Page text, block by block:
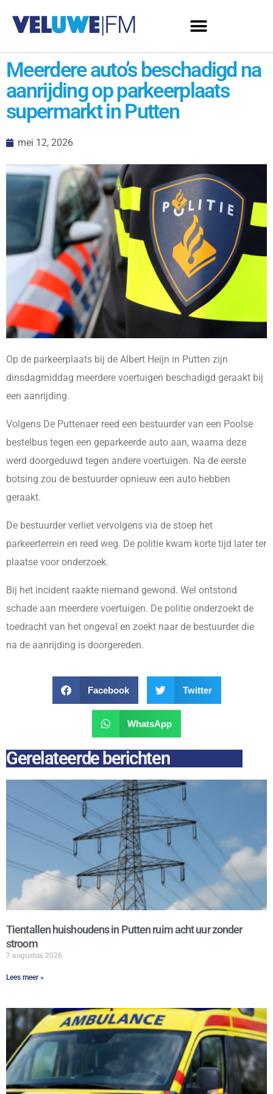
Meerdere auto’s beschadigd na
aanrijding op parkeerplaats
supermarkt in Putten
mei 12, 2026
Op de parkeerplaats bij de Albert Heijn in Putten zijn
dinsdagmiddag meerdere voertuigen beschadigd geraakt bij
een aanrijding.
Volgens De Puttenaer reed een bestuurder van een Poolse
bestelbus tegen een geparkeerde auto aan, waarna deze
werd doorgeduwd tegen andere voertuigen. Na de eerste
botsing zou de bestuurder opnieuw een auto hebben
geraakt.
De bestuurder verliet vervolgens via de stoep het
parkeerterrein en reed weg. De politie kwam korte tijd later ter
plaatse voor onderzoek.
Bij het incident raakte niemand gewond. Wel ontstond
schade aan meerdere voertuigen. De politie onderzoekt de
toedracht van het ongeval en zoekt naar de bestuurder die
na de aanrijding is doorgereden.
Facebook Twitter
WhatsApp
Gerelateerde berichten
Tientallen huishoudens in Putten ruim acht uur zonder
stroom
7 augustus 2026
Lees meer »